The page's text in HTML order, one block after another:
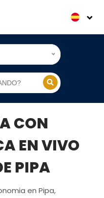
CON
EN VIVO
PIPA
en Pipa,